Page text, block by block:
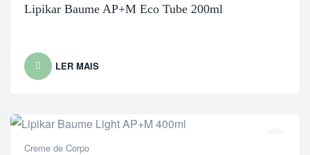
Lipikar Baume AP+M Eco Tube 200ml
LER MAIS
Creme de Corpo